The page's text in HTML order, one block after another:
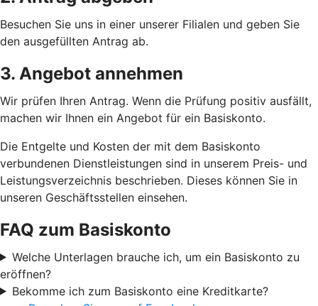
Besuchen Sie uns in einer unserer Filialen und geben Sie
den ausgefüllten Antrag ab.
3. Angebot annehmen
Wir prüfen Ihren Antrag. Wenn die Prüfung positiv ausfällt,
machen wir Ihnen ein Angebot für ein Basiskonto.
Die Entgelte und Kosten der mit dem Basiskonto
verbundenen Dienstleistungen sind in unserem Preis- und
Leistungsverzeichnis beschrieben. Dieses können Sie in
unseren Geschäftsstellen einsehen.
FAQ zum Basiskonto
Welche Unterlagen brauche ich, um ein Basiskonto zu
eröffnen?
Bekomme ich zum Basiskonto eine Kreditkarte?